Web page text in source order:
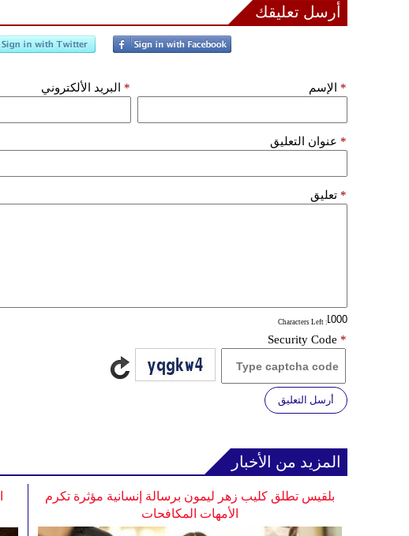
أرسل تعليقك
الإسم * البريد الألكتروني *
عنوان التعليق *
تعليق *
: Characters Left
Security Code *
أرسل التعليق
المزيد من الأخبار
بلقيس تطلق كليب زهر ليمون برسالة إنسانية مؤثرة تكرم
الأمهات المكافحات